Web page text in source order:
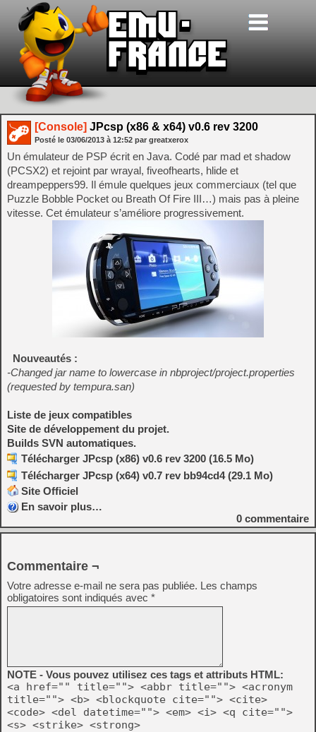
[Console] JPcsp (x86 & x64) v0.6 rev 3200
Posté le 03/06/2013 à 12:52 par greatxerox
Un émulateur de PSP écrit en Java. Codé par mad et shadow
(PCSX2) et rejoint par wrayal, fiveofhearts, hlide et
dreampeppers99. Il émule quelques jeux commerciaux (tel que
Puzzle Bobble Pocket ou Breath Of Fire III…) mais pas à pleine
vitesse. Cet émulateur s’améliore progressivement.
Nouveautés :
-Changed jar name to lowercase in nbproject/project.properties
(requested by tempura.san)
Liste de jeux compatibles
Site de développement du projet.
Builds SVN automatiques.
Télécharger JPcsp (x86) v0.6 rev 3200 (16.5 Mo)
Télécharger JPcsp (x64) v0.7 rev bb94cd4 (29.1 Mo)
Site Officiel
En savoir plus…
0 commentaire
Commentaire ¬
Votre adresse e-mail ne sera pas publiée. Les champs
obligatoires sont indiqués avec *
NOTE - Vous pouvez utilisez ces tags et attributs HTML:
<a href="" title=""> <abbr title=""> <acronym
title=""> <b> <blockquote cite=""> <cite>
<code> <del datetime=""> <em> <i> <q cite="">
<s> <strike> <strong>